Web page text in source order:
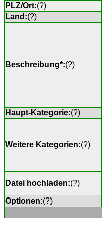
PLZ/Ort:(?)
Land:(?)
Beschreibung*:(?)
Haupt-Kategorie:(?)
Weitere Kategorien:(?)
Datei hochladen:(?)
Optionen:(?)